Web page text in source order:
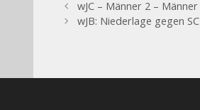
wJC – Männer 2 –
wJB: Niederlage gegen